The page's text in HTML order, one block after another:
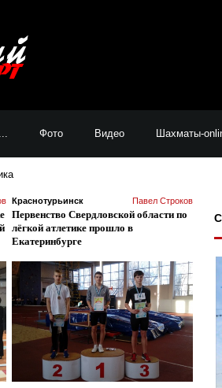
Фото Видео Шахматы-
Краснотурьинск Павел Строков
Первенство Свердловской области по
лёгкой атлетике прошло в
Екатеринбурге